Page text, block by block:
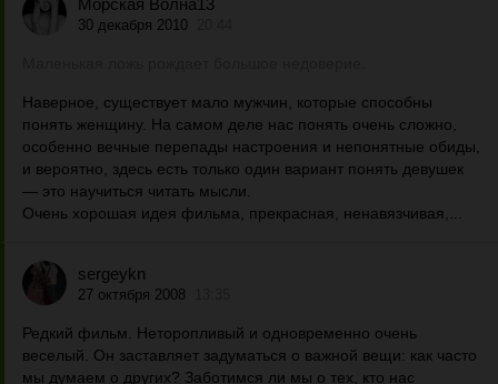
30 декабря 2010
Наверное, существует мало мужчин, которые способны
понять женщину. На самом деле нас понять очень сложно,
особенно вечные перепады настроения и непонятные обиды,
и вероятно, здесь есть только один вариант понять девушек
— это научиться читать мысли.
Очень хорошая идея фильма, прекрасная, ненавязчивая,...
sergeykn
27 октября 2008
Редкий фильм. Неторопливый и одновременно очень
веселый. Он заставляет задуматься о важной вещи: как часто
мы думаем о других? Заботимся ли мы о тех, кто нас